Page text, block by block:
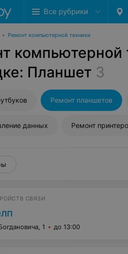
Все рубрики
• Ремонт компьютерной техники
компьютерной
Планшет 3
Ремонт планшетов
данных Ремонт
СВЯЗИ
1 до 13:00